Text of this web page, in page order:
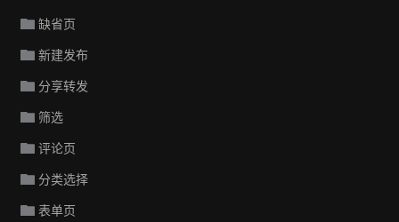
缺省页
新建发布
分享转发
筛选
评论页
分类选择
表单页